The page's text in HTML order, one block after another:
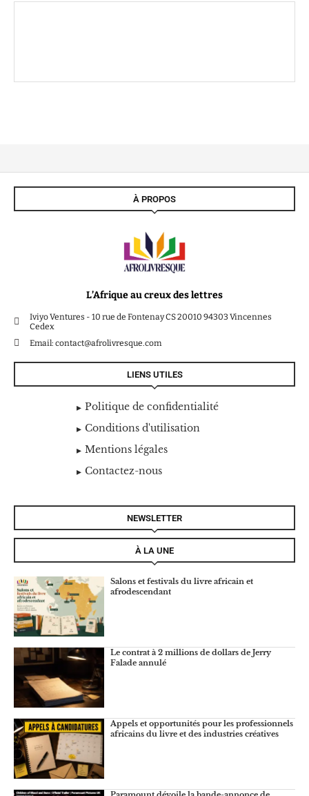
À PROPOS
L’Afrique au creux des lettres
Iviyo Ventures - 10 rue de Fontenay CS 20010 94303 Vincennes
Cedex
Email: contact@afrolivresque.com
LIENS UTILES
Politique de confidentialité
Conditions d'utilisation
Mentions légales
Contactez-nous
NEWSLETTER
À LA UNE
Salons et festivals du livre africain et
afrodescendant
Le contrat à 2 millions de dollars de Jerry
Falade annulé
Appels et opportunités pour les professionnels
africains du livre et des industries créatives